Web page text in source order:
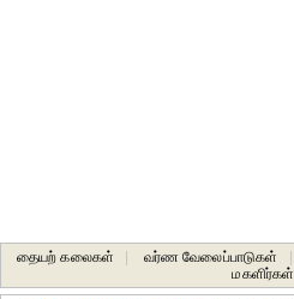
தையற் கலைகள் வர்ண வேலைப்பாடுகள்
மகளிர்கள்